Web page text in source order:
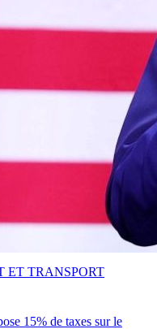
15% de taxes sur le
ET TRANSPORT